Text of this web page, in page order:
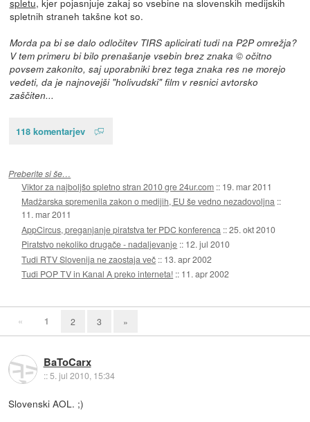
spletnih straneh takšne kot so.
Morda pa bi se dalo odločitev TIRS aplicirati tudi na P2P omrežja?
V tem primeru bi bilo prenašanje vsebin brez znaka © očitno
povsem zakonito, saj uporabniki brez tega znaka res ne morejo
vedeti, da je najnovejši "holivudski" film v resnici avtorsko
zaščiten...
118 komentarjev
Preberite si še…
Viktor za najboljšo spletno stran 2010 gre 24ur.com :: 19. mar 2011
Madžarska spremenila zakon o medijih, EU še vedno nezadovoljna ::
11. mar 2011
AppCircus, preganjanje piratstva ter PDC konferenca ::25. okt 2010
Piratstvo nekoliko drugače - nadaljevanje :: 12. jul 2010
Tudi RTV Slovenija ne zaostaja več :: 13. apr 2002
Tudi POP TV in Kanal A preko interneta! :: 11. apr 2002
« 1 2 3 »
BaToCarx
::5. jul 2010, 15:34
Slovenski AOL. ;)